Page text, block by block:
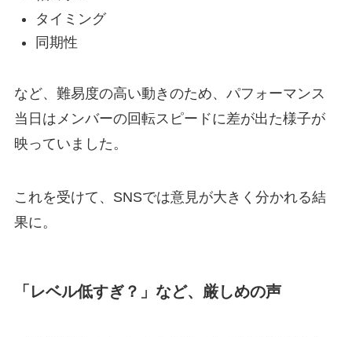
タイミング
同期性
など、難易度の高い動きのため、パフォーマンス
当日はメンバーの回転スピードに差が出た様子が
映っていました。
これを受けて、SNSでは意見が大きく分かれる結
果に。
「レベル低すぎ？」など、厳しめの声